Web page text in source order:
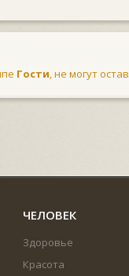
Гости, не могут
ЧЕЛОВЕК
Здоровье
Красота